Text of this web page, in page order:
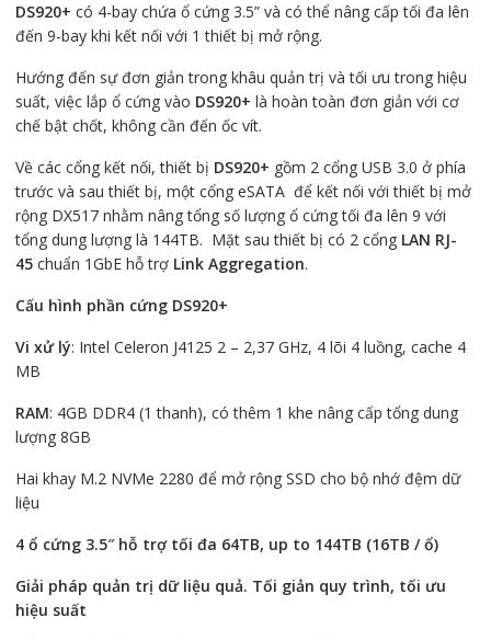
DS920+ có 4-bay chứa ổ cứng 3.5” và có thể nâng cấp tối đa lên
đến 9-bay khi kết nối với 1 thiết bị mở rộng.
Hướng đến sự đơn giản trong khâu quản trị và tối ưu trong hiệu
suất, việc lắp ổ cứng vào DS920+ là hoàn toàn đơn giản với cơ
chế bật chốt, không cần đến ốc vít.
Về các cổng kết nối, thiết bị DS920+ gồm 2 cổng USB 3.0 ở phía
trước và sau thiết bị, một cổng eSATA để kết nối với thiết bị mở
rộng DX517 nhằm nâng tổng số lượng ổ cứng tối đa lên 9 với
tổng dung lượng là 144TB. Mặt sau thiết bị có 2 cổngLAN RJ-
45chuẩn 1GbE hỗ trợ Link Aggregation.
Cấu hình phần cứng DS920+
Vi xử lý: Intel Celeron J4125 2 – 2,37 GHz, 4 lõi 4 luồng, cache 4
MB
RAM: 4GB DDR4 (1 thanh), có thêm 1 khe nâng cấp tổng dung
lượng 8GB
Hai khay M.2 NVMe 2280 để mở rộng SSD cho bộ nhớ đệm dữ
liệu
4 ổ cứng 3.5″ hỗ trợ tối đa 64TB, up to 144TB (16TB / ổ)
Giải pháp quản trị dữ liệu quả. Tối giản quy trình, tối ưu
hiệu suất